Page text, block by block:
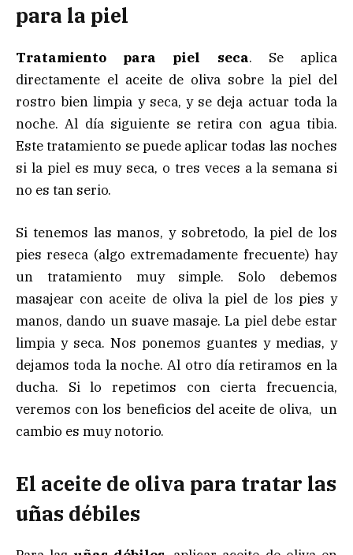
para la piel
Tratamiento para piel seca. Se aplica
directamente el aceite de oliva sobre la piel del
rostro bien limpia y seca, y se deja actuar toda la
noche. Al día siguiente se retira con agua tibia.
Este tratamiento se puede aplicar todas las noches
si la piel es muy seca, o tres veces a la semana si
no es tan serio.
Si tenemos las manos, y sobretodo, la piel de los
pies reseca (algo extremadamente frecuente) hay
un tratamiento muy simple. Solo debemos
masajear con aceite de oliva la piel de los pies y
manos, dando un suave masaje. La piel debe estar
limpia y seca. Nos ponemos guantes y medias, y
dejamos toda la noche. Al otro día retiramos en la
ducha. Si lo repetimos con cierta frecuencia,
veremos con los beneficios del aceite de oliva, un
cambio es muy notorio.
El aceite de oliva para tratar las
uñas débiles